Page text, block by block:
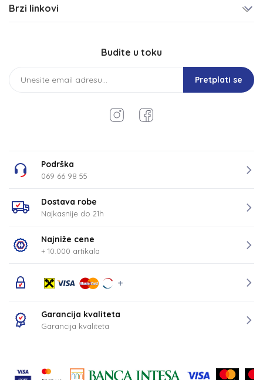
Brzi linkovi
Budite u toku
Pretplati se
Podrška
069 66 98 55
Dostava robe
Najkasnije do 21h
Najniže cene
+ 10.000 artikala
Garancija kvaliteta
Garancija kvaliteta